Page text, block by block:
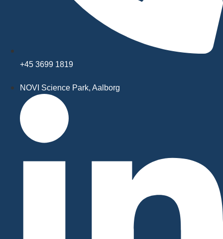
+45 3699 1819
NOVI Science Park, Aalborg